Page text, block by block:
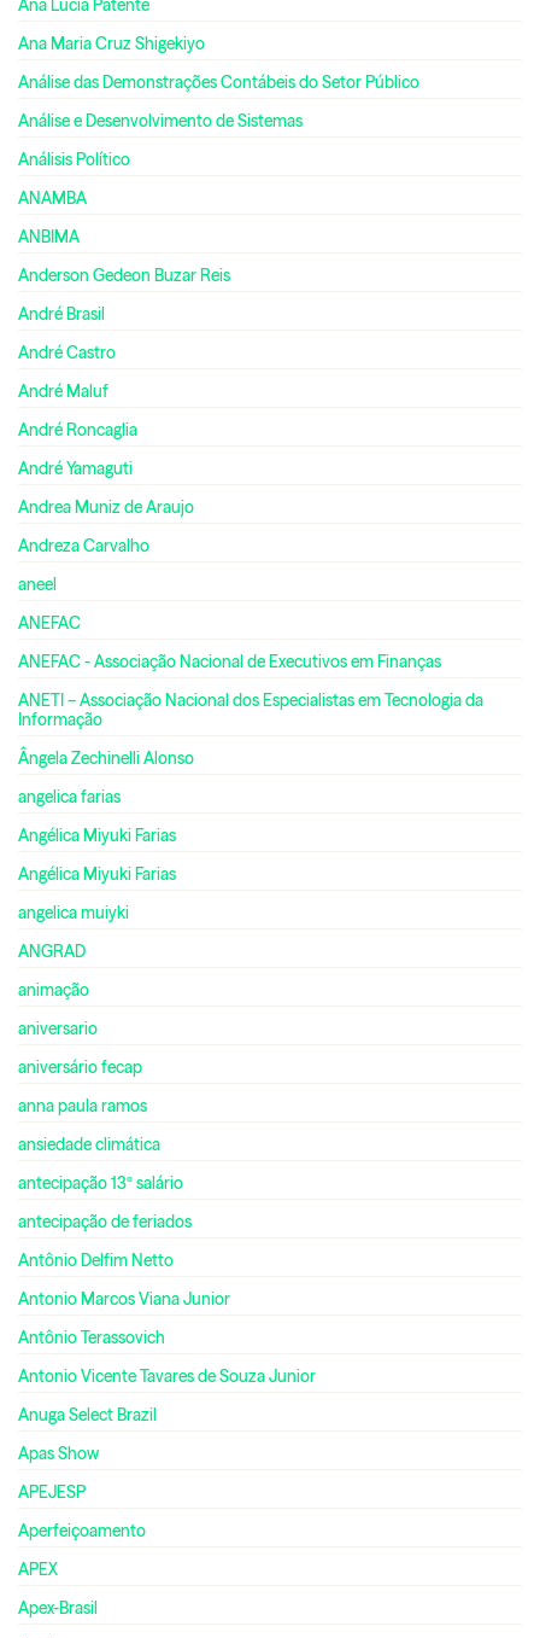
Ana Lucia Patente
Ana Maria Cruz Shigekiyo
Análise das Demonstrações Contábeis do Setor Público
Análise e Desenvolvimento de Sistemas
Análisis Político
ANAMBA
ANBIMA
Anderson Gedeon Buzar Reis
André Brasil
André Castro
André Maluf
André Roncaglia
André Yamaguti
Andrea Muniz de Araujo
Andreza Carvalho
aneel
ANEFAC
ANEFAC - Associação Nacional de Executivos em Finanças
ANETI – Associação Nacional dos Especialistas em Tecnologia da
Informação
Ângela Zechinelli Alonso
angelica farias
Angélica Miyuki Farias
Angélica Miyuki Farias
angelica muiyki
ANGRAD
animação
aniversario
aniversário fecap
anna paula ramos
ansiedade climática
antecipação 13º salário
antecipação de feriados
Antônio Delfim Netto
Antonio Marcos Viana Junior
Antônio Terassovich
Antonio Vicente Tavares de Souza Junior
Anuga Select Brazil
Apas Show
APEJESP
Aperfeiçoamento
APEX
Apex-Brasil